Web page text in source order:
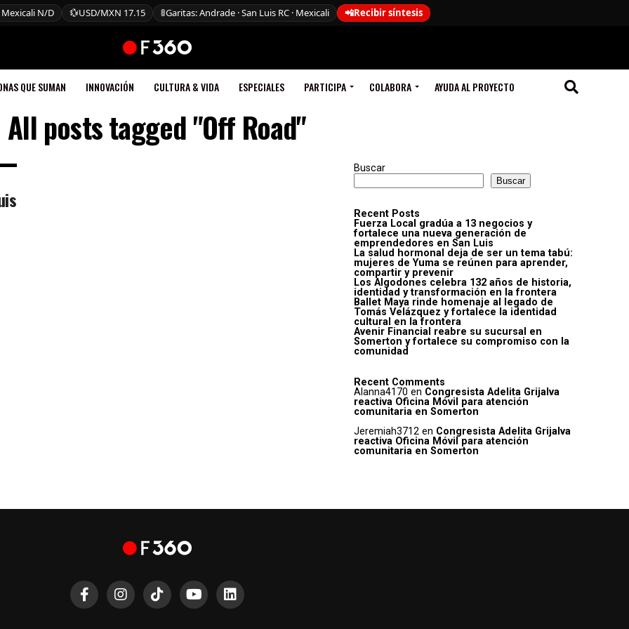
Mexicali N/D 💱USD/MXN 17.15 🚦Garitas: Andrade · San Luis RC · Mexicali 📲Recibir síntesis
QUE SUMAN INNOVACIÓN CULTURA & VIDA ESPECIALES PARTICIPA COLABORA AYUDA AL PROYECTO
All posts tagged "Off Road"
Buscar
Buscar
Recent Posts
Fuerza Local gradúa a 13 negocios y
fortalece una nueva generación de
emprendedores en San Luis
La salud hormonal deja de ser un tema tabú:
mujeres de Yuma se reúnen para aprender,
compartir y prevenir
Los Algodones celebra 132 años de historia,
identidad y transformación en la frontera
Ballet Maya rinde homenaje al legado de
Tomás Velázquez y fortalece la identidad
cultural en la frontera
Avenir Financial reabre su sucursal en
Somerton y fortalece su compromiso con la
comunidad
Recent Comments
Alanna4170 en Congresista Adelita Grijalva
reactiva Oficina Móvil para atención
comunitaria en Somerton
Jeremiah3712 en Congresista Adelita Grijalva
reactiva Oficina Móvil para atención
comunitaria en Somerton